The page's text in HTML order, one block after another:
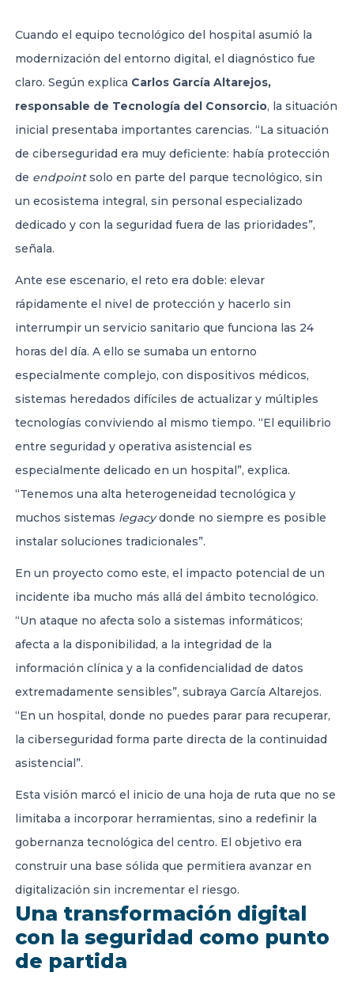
Cuando el equipo tecnológico del hospital asumió la
modernización del entorno digital, el diagnóstico fue
claro. Según explica Carlos García Altarejos,
responsable de Tecnología del Consorcio, la situación
inicial presentaba importantes carencias. “La situación
de ciberseguridad era muy deficiente: había protección
de endpointsolo en parte del parque tecnológico, sin
un ecosistema integral, sin personal especializado
dedicado y con la seguridad fuera de las prioridades”,
señala.
Ante ese escenario, el reto era doble: elevar
rápidamente el nivel de protección y hacerlo sin
interrumpir un servicio sanitario que funciona las 24
horas del día. A ello se sumaba un entorno
especialmente complejo, con dispositivos médicos,
sistemas heredados difíciles de actualizar y múltiples
tecnologías conviviendo al mismo tiempo. “El equilibrio
entre seguridad y operativa asistencial es
especialmente delicado en un hospital”, explica.
“Tenemos una alta heterogeneidad tecnológica y
muchos sistemas legacydonde no siempre es posible
instalar soluciones tradicionales”.
En un proyecto como este, el impacto potencial de un
incidente iba mucho más allá del ámbito tecnológico.
“Un ataque no afecta solo a sistemas informáticos;
afecta a la disponibilidad, a la integridad de la
información clínica y a la confidencialidad de datos
extremadamente sensibles”, subraya García Altarejos.
“En un hospital, donde no puedes parar para recuperar,
la ciberseguridad forma parte directa de la continuidad
asistencial”.
Esta visión marcó el inicio de una hoja de ruta que no se
limitaba a incorporar herramientas, sino a redefinir la
gobernanza tecnológica del centro. El objetivo era
construir una base sólida que permitiera avanzar en
digitalización sin incrementar el riesgo.
Una transformación digital
con la seguridad como punto
de partida